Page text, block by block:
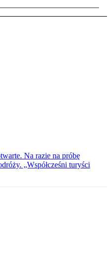
Na razie na próbę
„Współcześni turyści